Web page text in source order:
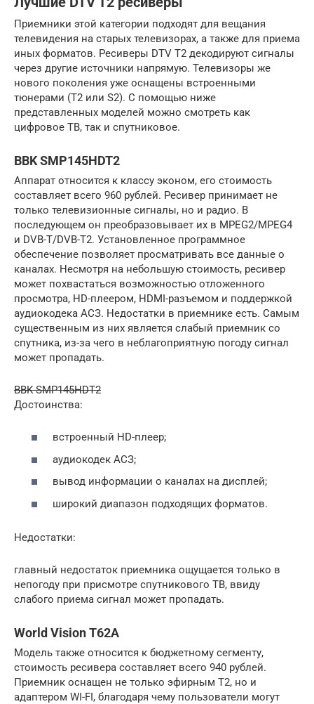
Приемники этой категории подходят для вещания
телевидения на старых телевизорах, а также для приема
иных форматов. Ресиверы DTV T2 декодируют сигналы
через другие источники напрямую. Телевизоры же
нового поколения уже оснащены встроенными
тюнерами (Т2 или S2). С помощью ниже
представленных моделей можно смотреть как
цифровое ТВ, так и спутниковое.
BBK SMP145HDT2
Аппарат относится к классу эконом, его стоимость
составляет всего 960 рублей. Ресивер принимает не
только телевизионные сигналы, но и радио. В
последующем он преобразовывает их в MPEG2/MPEG4
и DVВ-Т/DVВ-Т2. Установленное программное
обеспечение позволяет просматривать все данные о
каналах. Несмотря на небольшую стоимость, ресивер
может похвастаться возможностью отложенного
просмотра, HD-плеером, HDMI-разъемом и поддержкой
аудиокодека АСЗ. Недостатки в приемнике есть. Самым
существенным из них является слабый приемник со
спутника, из-за чего в неблагоприятную погоду сигнал
может пропадать.
BBK SMP145HDT2
Достоинства:
встроенный HD-плеер;
аудиокодек АСЗ;
вывод информации о каналах на дисплей;
широкий диапазон подходящих форматов.
Недостатки:
главный недостаток приемника ощущается только в
непогоду при присмотре спутникового ТВ, ввиду
слабого приема сигнал может пропадать.
World Vision T62A
Модель также относится к бюджетному сегменту,
стоимость ресивера составляет всего 940 рублей.
Приемник оснащен не только эфирным Т2, но и
адаптером WI-FI, благодаря чему пользователи могут